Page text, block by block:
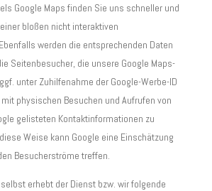
Google Maps finden Sie uns schneller und
bloßen nicht interaktiven
werden die entsprechenden Daten
Seitenbesucher, die unsere Google Maps-
unter Zuhilfenahme der Google-Werbe-ID
physischen Besuchen und Aufrufen von
gelisteten Kontaktinformationen zu
Weise kann Google eine Einschätzung
Besucherströme treffen.
erhebt der Dienst bzw. wir folgende